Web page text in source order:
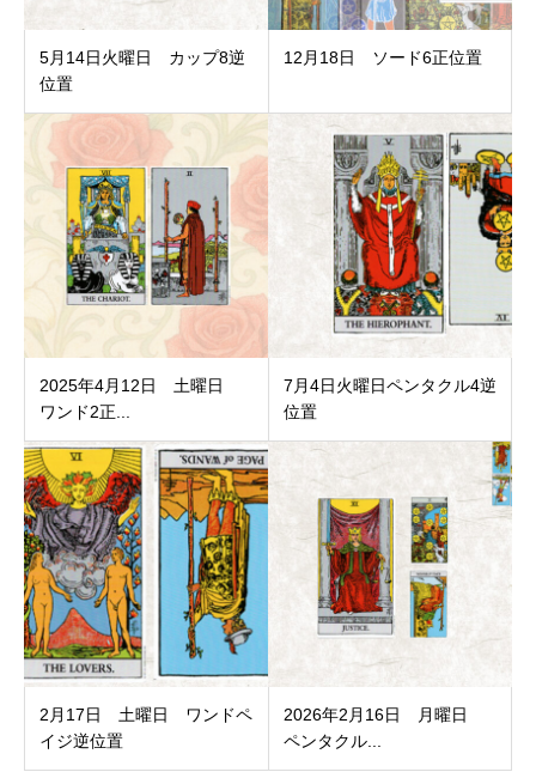
5月14日火曜日 カップ8逆
位置
12月18日 ソード6正位置
2025年4月12日 土曜日
ワンド2正...
7月4日火曜日ペンタクル4逆
位置
2月17日 土曜日 ワンドペ
イジ逆位置
2026年2月16日 月曜日
ペンタクル...